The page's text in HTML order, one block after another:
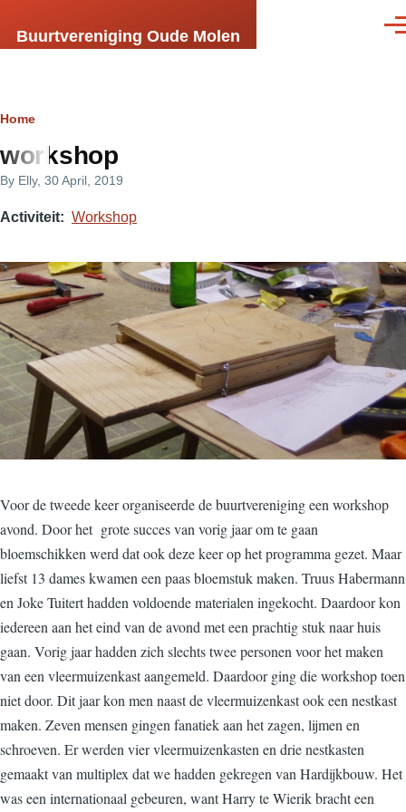
Buurtvereniging Oude Molen
Breadcrumb
Home
workshop
By Elly, 30 April, 2019
Activiteit Workshop
Voor de tweede keer organiseerde de buurtvereniging een workshop
avond. Door het grote succes van vorig jaar om te gaan
bloemschikken werd dat ook deze keer op het programma gezet. Maar
liefst 13 dames kwamen een paas bloemstuk maken. Truus Habermann
en Joke Tuitert hadden voldoende materialen ingekocht. Daardoor kon
iedereen aan het eind van de avond met een prachtig stuk naar huis
gaan. Vorig jaar hadden zich slechts twee personen voor het maken
van een vleermuizenkast aangemeld. Daardoor ging die workshop toen
niet door. Dit jaar kon men naast de vleermuizenkast ook een nestkast
maken. Zeven mensen gingen fanatiek aan het zagen, lijmen en
schroeven. Er werden vier vleermuizenkasten en drie nestkasten
gemaakt van multiplex dat we hadden gekregen van Hardijkbouw. Het
was een internationaal gebeuren, want Harry te Wierik bracht een